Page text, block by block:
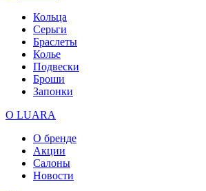
Кольца
Серьги
Браслеты
Колье
Подвески
Броши
Запонки
О LUARA
О бренде
Акции
Салоны
Новости